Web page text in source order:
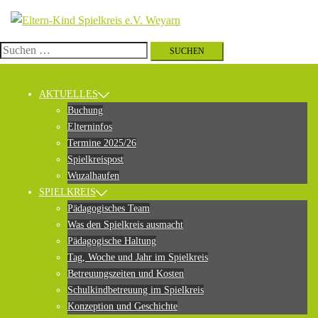
Inhalt
springen
Suchen
nach:
AKTUELLES
Buchung
Elterninfos
Termine 2025/26
Spielkreispost
Wuzalhaufen
SPIELKREIS
Pädagogisches Team
Was den Spielkreis ausmacht
Pädagogische Haltung
Tag, Woche und Jahr im Spielkreis
Betreuungszeiten und Kosten
Schulkindbetreuung im Spielkreis
Konzeption und Geschichte